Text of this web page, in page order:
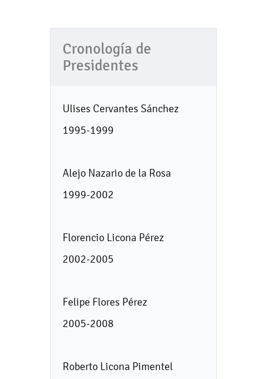
Cronología de
Presidentes
Ulises Cervantes Sánchez
1995-1999
Alejo Nazario de la Rosa
1999-2002
Florencio Licona Pérez
2002-2005
Felipe Flores Pérez
2005-2008
Roberto Licona Pimentel